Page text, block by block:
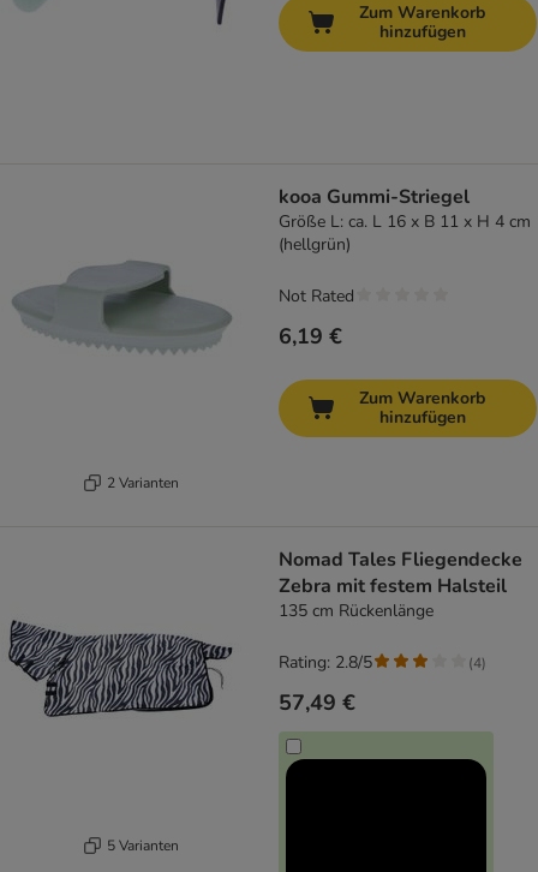
Zum Warenkorb
hinzufügen
2 Varianten
kooa Gummi-Striegel
Größe L: ca. L 16 x B 11 x H 4 cm
(hellgrün)
6,19 €
Not Rated
Zum Warenkorb
hinzufügen
5 Varianten
Nomad Tales Fliegendecke
Zebra mit festem Halsteil
135 cm Rückenlänge
57,49 €
Rating: 2.8/5 (4)